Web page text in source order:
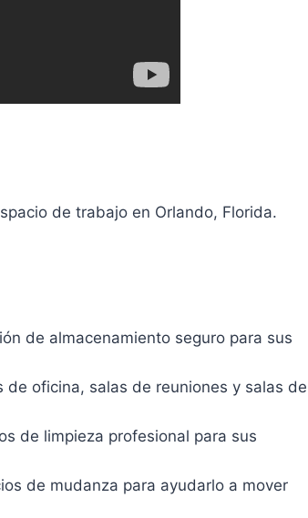
de trabajo en Orlando, Florida.
de almacenamiento seguro para sus
de oficina, salas de reuniones y salas de
de limpieza profesional para sus
de mudanza para ayudarlo a mover